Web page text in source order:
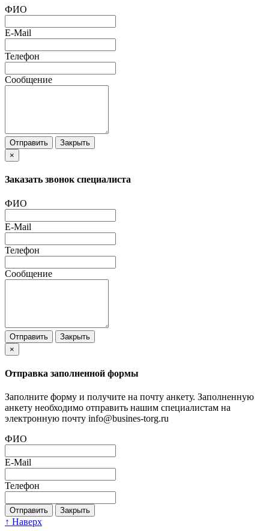
ФИО
E-Mail
Телефон
Сообщение
Отправить
Закрыть
×
Заказать звонок специалиста
ФИО
E-Mail
Телефон
Сообщение
Отправить
Закрыть
×
Отправка заполненной формы
Заполните форму и получите на почту анкету. Заполненную
анкету необходимо отправить нашим специалистам на
электронную почту info@busines-torg.ru
ФИО
E-Mail
Телефон
Отправить Закрыть
↑ Наверх